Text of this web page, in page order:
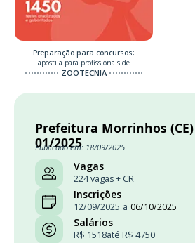
Preparação para concursos:
apostila para profissionais de
ZOOTECNIA
Prefeitura Morrinhos
01/2025
Publicado em: 18/09/2025
Vagas
224 vagas + CR
Inscrições
12/09/2025 a 06/10/2025
Salários
R$ 1518até R$ 4750